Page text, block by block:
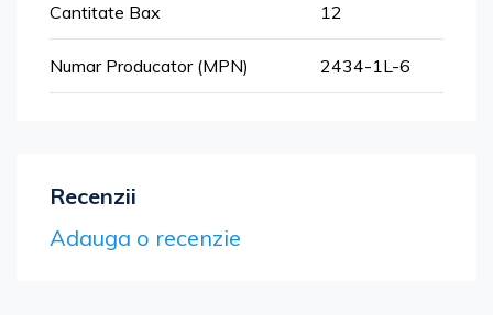
multe
informatii
Cantitate Bax 12
Numar Producator (MPN) 2434-1L-6
Recenzii
Adauga o recenzie